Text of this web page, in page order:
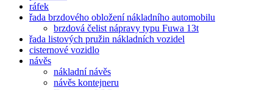
ráfek
řada brzdového obložení nákladního automobilu
brzdová čelist nápravy typu Fuwa 13t
řada listových pružin nákladních vozidel
cisternové vozidlo
návěs
nákladní návěs
návěs kontejneru